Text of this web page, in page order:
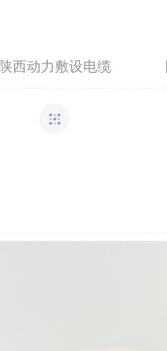
陕西动力敷设电缆